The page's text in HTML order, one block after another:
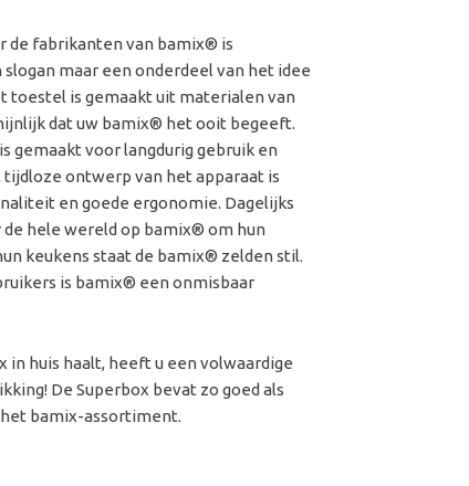
de fabrikanten van bamix® is
maar een onderdeel van het idee
toestel is gemaakt uit materialen van
dat uw bamix® het ooit begeeft.
gemaakt voor langdurig gebruik en
ontwerp van het apparaat is
en goede ergonomie. Dagelijks
hele wereld op bamix® om hun
keukens staat de bamix® zelden stil.
is bamix® een onmisbaar
in huis haalt, heeft u een volwaardige
De Superbox bevat zo goed als
bamix-assortiment.